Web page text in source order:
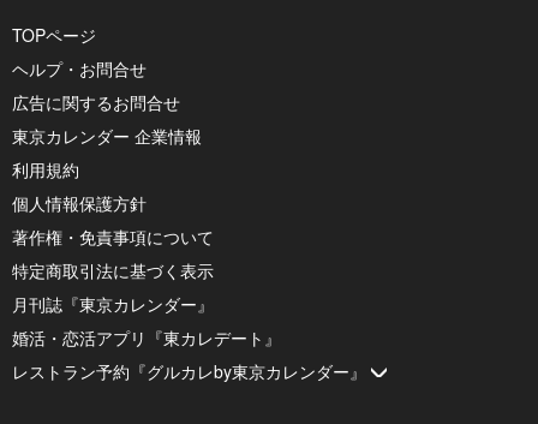
TOPページ
ヘルプ・お問合せ
広告に関するお問合せ
東京カレンダー 企業情報
利用規約
個人情報保護方針
著作権・免責事項について
特定商取引法に基づく表示
月刊誌『東京カレンダー』
婚活・恋活アプリ『東カレデート』
レストラン予約『グルカレby東京カレンダー』